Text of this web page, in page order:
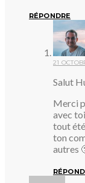
RÉPONDRE
21
Salut
Merci
avec
tout
ton
autres